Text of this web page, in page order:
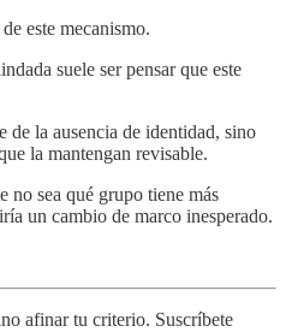
este mecanismo.
suele ser pensar que este
de la ausencia de identidad, sino
la mantengan revisable.
no sea qué grupo tiene más
un cambio de marco inesperado.
afinar tu criterio. Suscríbete